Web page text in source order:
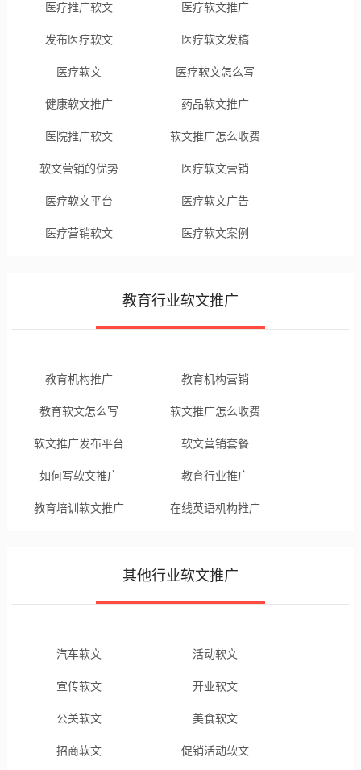
医疗推广软文 医疗软文推广
发布医疗软文 医疗软文发稿
医疗软文 医疗软文怎么写
健康软文推广 药品软文推广
医院推广软文 软文推广怎么收费
软文营销的优势 医疗软文营销
医疗软文平台 医疗软文广告
医疗营销软文 医疗软文案例
教育行业软文推广
教育机构推广 教育机构营销
教育软文怎么写 软文推广怎么收费
软文推广发布平台 软文营销套餐
如何写软文推广 教育行业推广
教育培训软文推广 在线英语机构推广
其他行业软文推广
汽车软文 活动软文
宣传软文 开业软文
公关软文 美食软文
招商软文 促销活动软文